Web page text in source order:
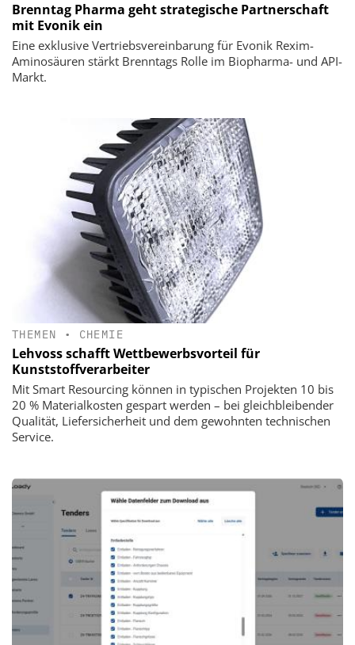
Brenntag Pharma geht strategische Partnerschaft
mit Evonik ein
Eine exklusive Vertriebsvereinbarung für Evonik Rexim-
Aminosäuren stärkt Brenntags Rolle im Biopharma- und API-
Markt.
THEMEN • CHEMIE
Lehvoss schafft Wettbewerbsvorteil für
Kunststoffverarbeiter
Mit Smart Resourcing können in typischen Projekten 10 bis
20 % Materialkosten gespart werden – bei gleichbleibender
Qualität, Liefersicherheit und dem gewohnten technischen
Service.